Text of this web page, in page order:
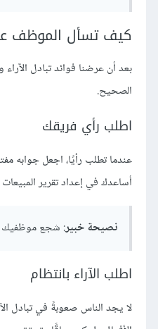
كيف تسأل الموظف
بعد أن عرضنا فوائد تبادل
الصحيح.
اطلب رأي فريقك
عندما تطلب رأيًا، اجعل جوابه
أساعدك في إعداد تقرير
نصيحة خبير: شجع موظفيك
اطلب الآراء بانتظام
لا يجد الناس صعوبةً في تبادل